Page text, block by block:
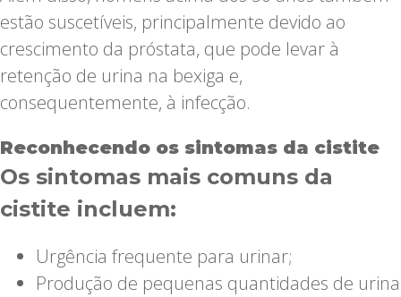
estão suscetíveis, principalmente devido ao
crescimento da próstata, que pode levar à
retenção de urina na bexiga e,
consequentemente, à infecção.
Reconhecendo os sintomas da cistite
Os sintomas mais comuns da
cistite incluem:
Urgência frequente para urinar;
Produção de pequenas quantidades de urina